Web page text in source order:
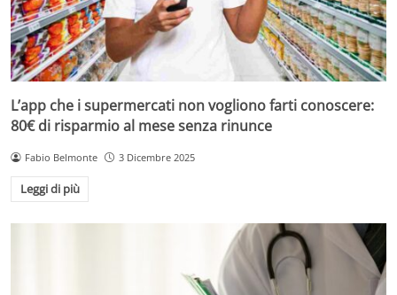
L’app che i supermercati non vogliono farti conoscere:
80€ di risparmio al mese senza rinunce
Fabio Belmonte 3 Dicembre 2025
Leggi di più